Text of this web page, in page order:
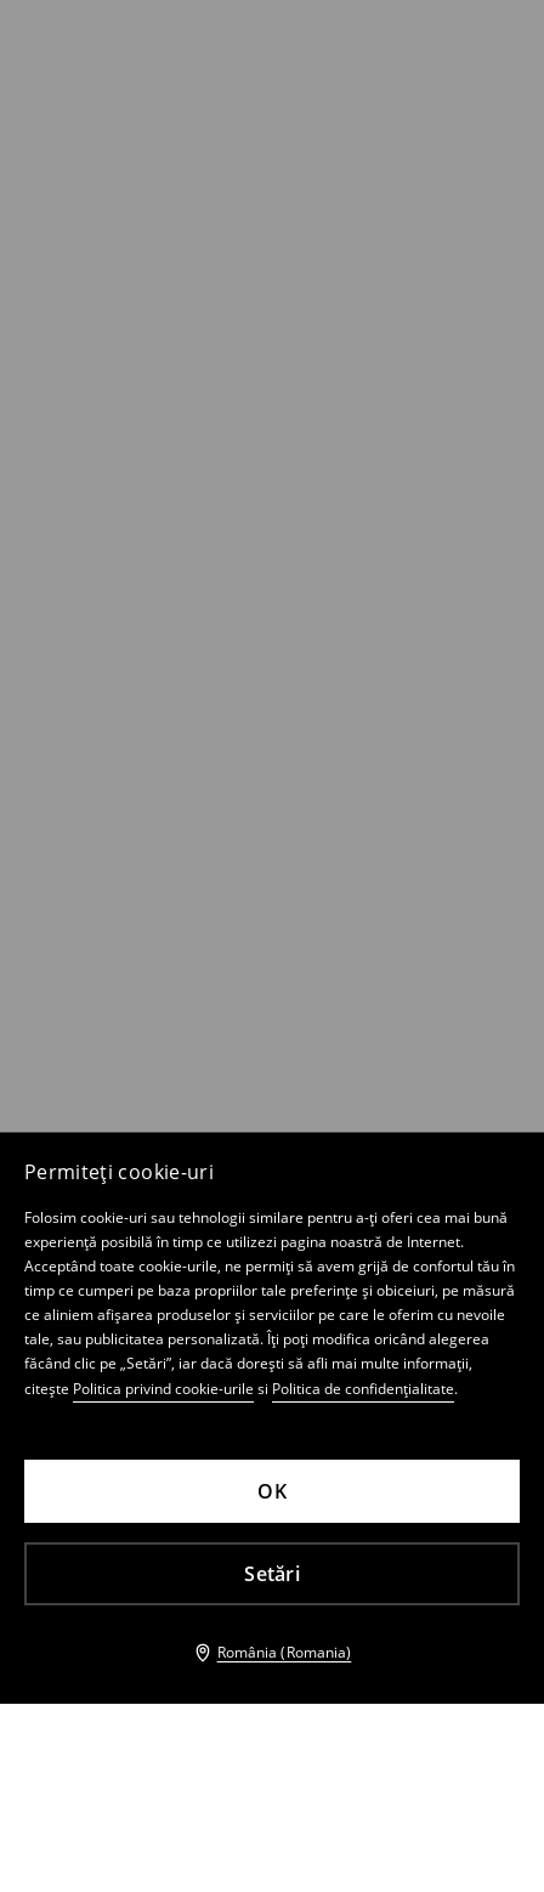
Permiteți cookie-uri
Folosim cookie-uri sau tehnologii similare pentru a-ți oferi cea mai bună
experiență posibilă în timp ce utilizezi pagina noastră de Internet.
Acceptând toate cookie-urile, ne permiți să avem grijă de confortul tău în
timp ce cumperi pe baza propriilor tale preferințe și obiceiuri, pe măsură
ce aliniem afișarea produselor și serviciilor pe care le oferim cu nevoile
tale, sau publicitatea personalizată. Îți poți modifica oricând alegerea
făcând clic pe „Setări”, iar dacă dorești să afli mai multe informații,
citește Politica privind cookie-urile si Politica de confidențialitate.
Setări
OK
România (Romania)